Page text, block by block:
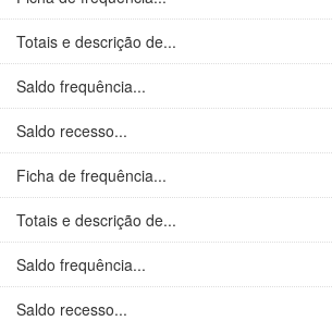
Totais e descrição de...
Saldo frequência...
Saldo recesso...
Ficha de frequência...
Totais e descrição de...
Saldo frequência...
Saldo recesso...